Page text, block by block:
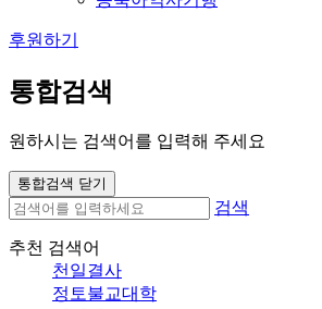
후원하기
통합검색
원하시는 검색어를 입력해 주세요
통합검색 닫기
검색
추천 검색어
천일결사
정토불교대학